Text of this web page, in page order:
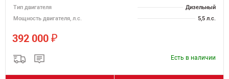
Тип двигателя
Дизельный
Мощность двигателя, л.с.
5,5 л.с.
392 000 ₽
Есть в наличии